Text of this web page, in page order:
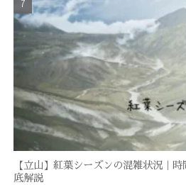
【立山】紅葉シーズンの混雑状況｜
底解説